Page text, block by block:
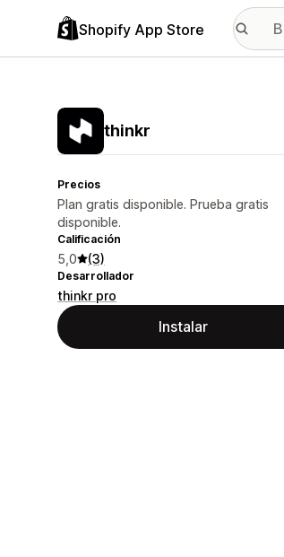
Shopify App Store
thinkr
Precios
Plan gratis disponible. Prueba gratis
disponible.
Calificación
5,0 (3)
Desarrollador
thinkr pro
Instalar